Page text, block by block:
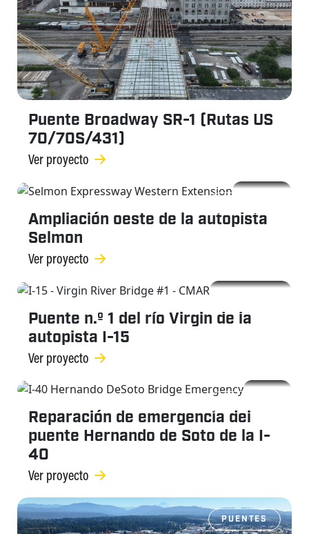
Puente Broadway SR-1 (Rutas US
70/70S/431)
Ver proyecto
Ampliación oeste de la autopista
Selmon
Ver proyecto
Puente n.º 1 del río Virgin de la
autopista I-15
Ver proyecto
Reparación de emergencia del
puente Hernando de Soto de la I-
40
Ver proyecto
PUENTES